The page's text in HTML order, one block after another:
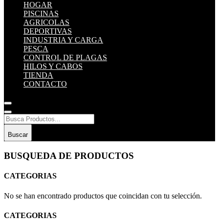
HOGAR
PISCINAS
AGRICOLAS
DEPORTIVAS
INDUSTRIA Y CARGA
PESCA
CONTROL DE PLAGAS
HILOS Y CABOS
TIENDA
CONTACTO
Buscar
BUSQUEDA DE PRODUCTOS
CATEGORIAS
No se han encontrado productos que coincidan con tu selección.
CATEGORIAS